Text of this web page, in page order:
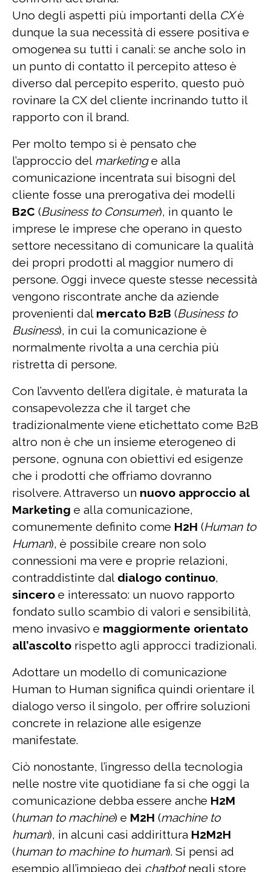
Uno degli aspetti più importanti della CXè
dunque la sua necessità di essere positiva e
omogenea su tutti i canali: se anche solo in
un punto di contatto il percepito atteso è
diverso dal percepito esperito, questo può
rovinare la CX del cliente incrinando tutto il
rapporto con il brand.
Per molto tempo si è pensato che
l’approccio del marketinge alla
comunicazione incentrata sui bisogni del
cliente fosse una prerogativa dei modelli
B2C (Business to Consumer), in quanto le
imprese le imprese che operano in questo
settore necessitano di comunicare la qualità
dei propri prodotti al maggior numero di
persone. Oggi invece queste stesse necessità
vengono riscontrate anche da aziende
provenienti dal mercato B2B (Business to
Business), in cui la comunicazione è
normalmente rivolta a una cerchia più
ristretta di persone.
Con l’avvento dell’era digitale, è maturata la
consapevolezza che il target che
tradizionalmente viene etichettato come B2B
altro non è che un insieme eterogeneo di
persone, ognuna con obiettivi ed esigenze
che i prodotti che offriamo dovranno
risolvere. Attraverso un nuovo approccio al
Marketing e alla comunicazione,
comunemente definito come H2H (Human to
Human), è possibile creare non solo
connessioni ma vere e proprie relazioni,
contraddistinte dal dialogo continuo,
sincero e interessato: un nuovo rapporto
fondato sullo scambio di valori e sensibilità,
meno invasivo e maggiormente orientato
all’ascolto rispetto agli approcci tradizionali.
Adottare un modello di comunicazione
Human to Human significa quindi orientare il
dialogo verso il singolo, per offrire soluzioni
concrete in relazione alle esigenze
manifestate.
Ciò nonostante, l’ingresso della tecnologia
nelle nostre vite quotidiane fa si che oggi la
comunicazione debba essere anche H2M
(human to machine) e M2H (machine to
human), in alcuni casi addirittura H2M2H
(human to machine to human). Si pensi ad
esempio all’impiego dei chatbotnegli store